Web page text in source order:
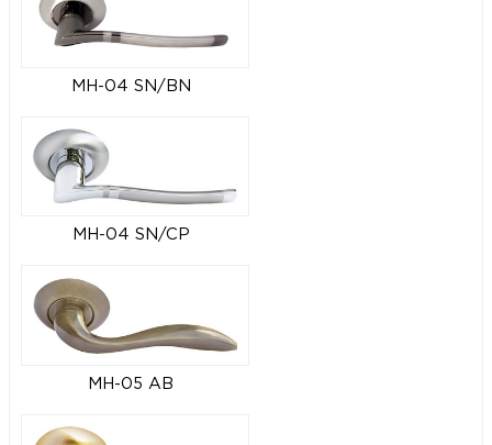
MH-04 SN/BN
MH-04 SN/CP
MH-05 AB